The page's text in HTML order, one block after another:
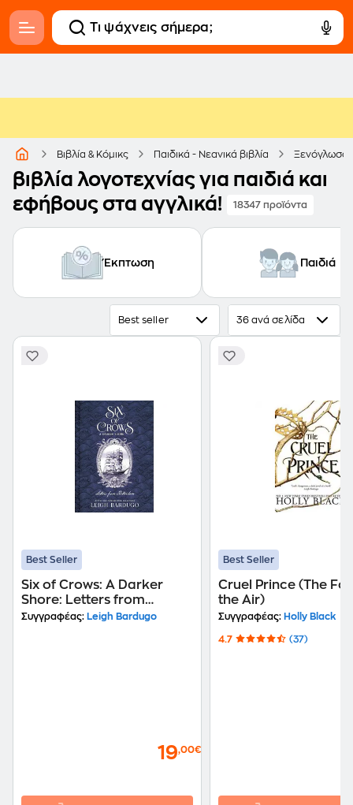
Βιβλία & Κόμικς Παιδικά - Νεανικά βιβλία
βιβλία λογοτεχνίας για παιδιά και
εφήβους στα αγγλικά!
18347 προϊόντα
Έκπτωση Παιδιά
Best seller 36 ανά σελίδα
Best Seller
Six of Crows: A Darker
Shore: Letters from
Ketterdam
Συγγραφέας: Leigh Bardugo
19,00€
Best Seller
Cruel Prince (The
the Air)
Συγγραφέας: Holly Black
4.7 (37)